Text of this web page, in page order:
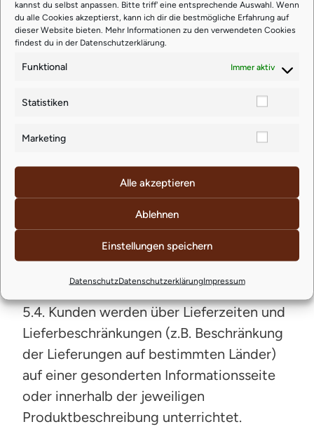
kannst du selbst anpassen. Bitte triff' eine entsprechende Auswahl. Wenn
du alle Cookies akzeptierst, kann ich dir die bestmögliche Erfahrung auf
dieser Website bieten. Mehr Informationen zu den verwendeten Cookies
findest du in der Datenschutzerklärung
Funktional Immer aktiv
Statistiken
Marketing
Alle akzeptieren
Ablehnen
Einstellungen speichern
DatenschutzDatenschutzerklärungImpressum
verfügbar ist, weil der Verkäufer mit
diesem Produkt von seinem Lieferanten
ohne eigenes Verschulden nicht beliefert
wird, kann der Verkäufer vom Vertrag
Verkäufer den Kunden unverzüglich
informieren und ihm ggf. die Lieferung
vorschlagen. Wenn kein vergleichbares
Produkt verfügbar ist oder der Kunde
keine Lieferung eines vergleichbaren
Produktes wünscht, wird der Verkäufer
dem Kunden ggf. bereits erbrachte
Gegenleistungen unverzüglich erstatten.
5.4. Kunden werden über Lieferzeiten und
Lieferbeschränkungen (z.B. Beschränkung
der Lieferungen auf bestimmten Länder)
auf einer gesonderten Informationsseite
oder innerhalb der jeweiligen
Produktbeschreibung unterrichtet.